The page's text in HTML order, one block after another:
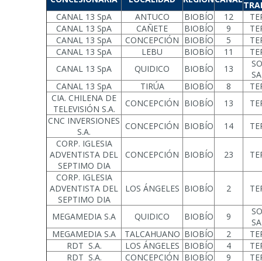
CANAL 13 SpA
ANTUCO BIOBÍO 12
CANAL 13 SpA
CAÑETE BIOBÍO 9
CANAL 13 SpA
CONCEPCIÓN BIOBÍO 5
CANAL 13 SpA
LEBU BIOBÍO 11
CANAL 13 SpA
QUIDICO BIOBÍO 13
CANAL 13 SpA
TIRÚA BIOBÍO 8
CIA. CHILENA DE
TELEVISIÓN S.A.
CONCEPCIÓN BIOBÍO 13
CNC INVERSIONES
S.A.
CONCEPCIÓN BIOBÍO 14
CORP. IGLESIA
ADVENTISTA DEL
SEPTIMO DIA
CONCEPCIÓN BIOBÍO 23
CORP. IGLESIA
ADVENTISTA DEL
SEPTIMO DIA
LOS ÁNGELES BIOBÍO 2
MEGAMEDIA S.A QUIDICO BIOBÍO 9
MEGAMEDIA S.A
TALCAHUANO BIOBÍO 2
RDT S.A.
LOS ÁNGELES BIOBÍO 4
RDT S.A.
CONCEPCIÓN BIOBÍO 9